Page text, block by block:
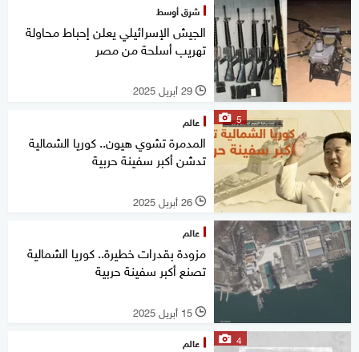
شرق أوسط
الجيش الإسرائيلي يعلن إحباط محاولة
تهريب أسلحة من مصر
l 29 أبريل 2025
5 عالم
المدمرة تشوي هيون.. كوريا الشمالية
تدشن أكبر سفينة حربية
l 26 أبريل 2025
عالم
مزودة بقدرات خطيرة.. كوريا الشمالية
تصنع أكبر سفينة حربية
l 15 أبريل 2025
4 عالم